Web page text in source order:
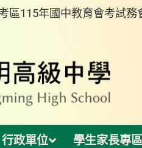
區115年國中教育會考試務
行政單位 學生家長專區